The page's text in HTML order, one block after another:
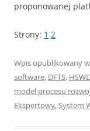
proponowanej
Strony: 1 2
Wpis opublikowany w
software, DFTS,
model procesu
Ekspertowy,System